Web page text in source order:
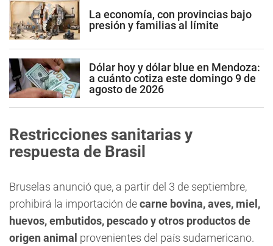
La economía, con provincias bajo
presión y familias al límite
Dólar hoy y dólar blue en Mendoza:
a cuánto cotiza este domingo 9 de
agosto de 2026
Restricciones sanitarias y
respuesta de Brasil
Bruselas anunció que, a partir del 3 de septiembre,
prohibirá la importación decarne bovina, aves, miel,
huevos, embutidos, pescado y otros productos de
origen animal provenientes del país sudamericano.